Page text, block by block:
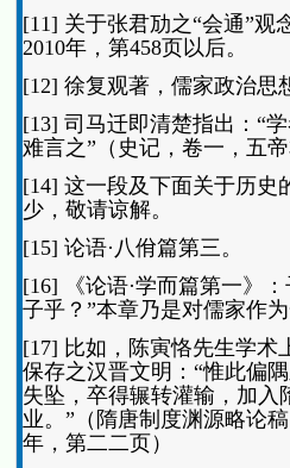
[11] 关于张君劢之“会通”
2010年，第458页以后。
[12] 徐复观著，儒家政治思
[13] 司马迁即清楚指出：“
难言之”（史记，卷一，五
[14] 这一段及下面关于历史
少，敬请谅解。
[15] 论语·八佾篇第三。
[16] 《论语·学而篇第一》
子乎？”本章乃是对儒家作
[17] 比如，陈寅恪先生学术
保存之汉晋文明：“惟此偏
失坠，卒得辗转灌输，加
业。”（隋唐制度渊源略论
年，第二二页）